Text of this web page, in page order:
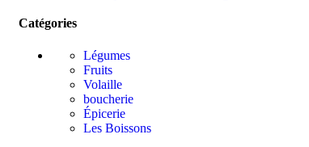
Catégories
Légumes
Fruits
Volaille
boucherie
Épicerie
Les Boissons